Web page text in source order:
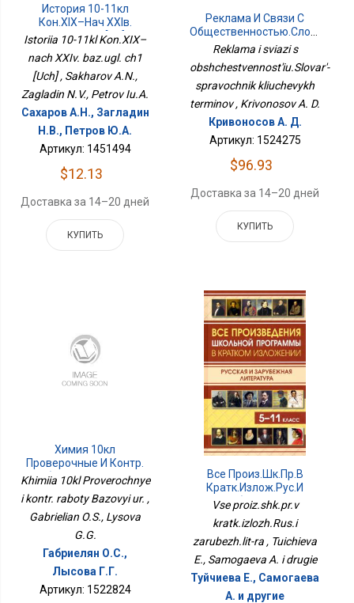
История 10-11кл
Кон.XIX–Нач XXIв.
Баз.угл. Ч1 [Уч]
Istoriia 10-11kl Kon.XIX–
nach XXIv. baz.ugl. ch1
[Uch] , Sakharov A.N.,
Zagladin N.V., Petrov Iu.A.
Сахаров А.Н., Загладин
Н.В., Петров Ю.А.
Артикул: 1451494
$12.13
Доставка за 14–20 дней
КУПИТЬ
Реклама И Связи С
Общественностью.Словарь-
Справочник Ключевых
Reklama i sviazi s
obshchestvennost'iu.Slovar'-
spravochnik kliuchevykh
terminov , Krivonosov A. D.
Кривоносов А. Д.
Артикул: 1524275
$96.93
Доставка за 14–20 дней
КУПИТЬ
Химия 10кл
Проверочные И Контр.
Работы Базовый Ур.
Khimiia 10kl Proverochnye
i kontr. raboty Bazovyi ur. ,
Gabrielian O.S., Lysova
G.G.
Габриелян О.С.,
Лысова Г.Г.
Артикул: 1522824
Все Произ.шк.пр.в
Кратк.излож.Рус.и
Зарубеж.лит-Ра
Vse proiz.shk.pr.v
kratk.izlozh.Rus.i
zarubezh.lit-ra , Tuichieva
E., Samogaeva A. i drugie
Туйчиева Е., Самогаева
А. и другие